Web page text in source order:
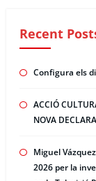
Recent
Configura els
ACCIÓ
NOVA
Miguel
2026 per la